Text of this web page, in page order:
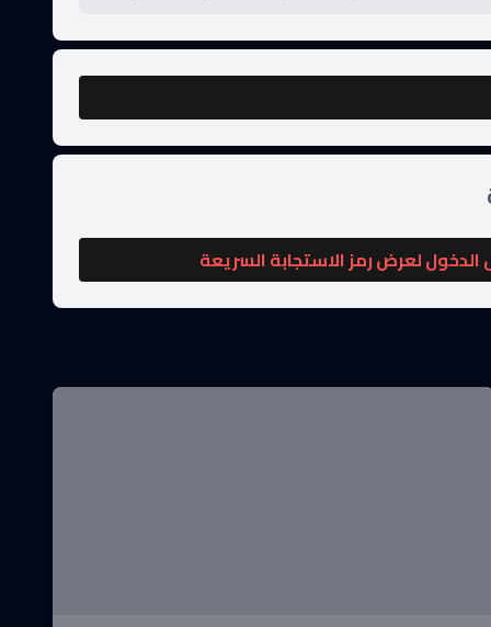
لعرض رمز الاستجابة السريعة